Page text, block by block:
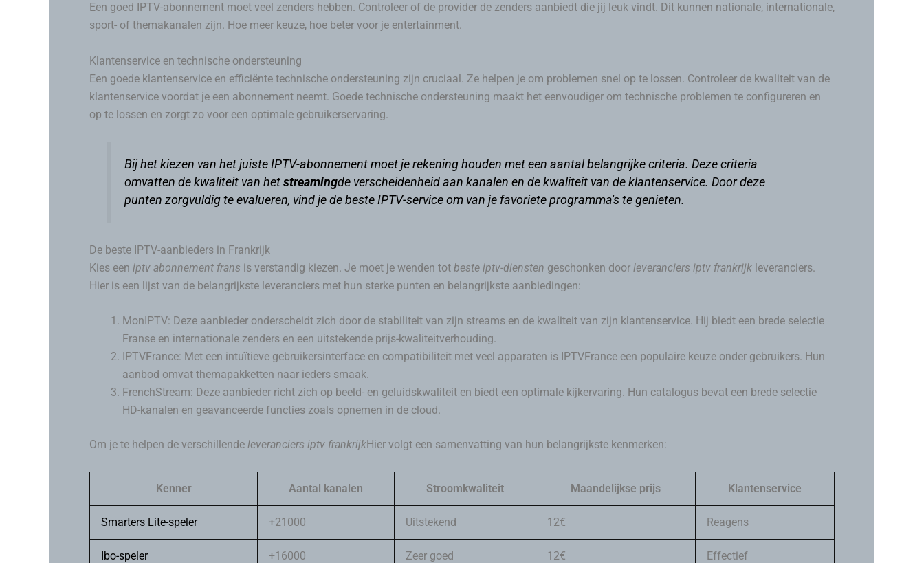
Een goed IPTV-abonnement moet veel zenders hebben. Controleer of de provider de zenders aanbiedt die jij leuk vindt. Dit kunnen nationale, internationale,
sport- of themakanalen zijn. Hoe meer keuze, hoe beter voor je entertainment.
Klantenservice en technische ondersteuning
Een goede klantenservice en efficiënte technische ondersteuning zijn cruciaal. Ze helpen je om problemen snel op te lossen. Controleer de kwaliteit van de
klantenservice voordat je een abonnement neemt. Goede technische ondersteuning maakt het eenvoudiger om technische problemen te configureren en
op te lossen en zorgt zo voor een optimale gebruikerservaring.
Bij het kiezen van het juiste IPTV-abonnement moet je rekening houden met een aantal belangrijke criteria. Deze criteria
omvatten de kwaliteit van hetstreamingde verscheidenheid aan kanalen en de kwaliteit van de klantenservice. Door deze
punten zorgvuldig te evalueren, vind je de beste IPTV-service om van je favoriete programma's te genieten.
De beste IPTV-aanbieders in Frankrijk
Kies een iptv abonnement frans is verstandig kiezen. Je moet je wenden tot beste iptv-diensten geschonken door leveranciers iptv frankrijk leveranciers.
Hier is een lijst van de belangrijkste leveranciers met hun sterke punten en belangrijkste aanbiedingen:
MonIPTV: Deze aanbieder onderscheidt zich door de stabiliteit van zijn streams en de kwaliteit van zijn klantenservice. Hij biedt een brede selectie
Franse en internationale zenders en een uitstekende prijs-kwaliteitverhouding.
IPTVFrance: Met een intuïtieve gebruikersinterface en compatibiliteit met veel apparaten is IPTVFrance een populaire keuze onder gebruikers. Hun
aanbod omvat themapakketten naar ieders smaak.
FrenchStream: Deze aanbieder richt zich op beeld- en geluidskwaliteit en biedt een optimale kijkervaring. Hun catalogus bevat een brede selectie
HD-kanalen en geavanceerde functies zoals opnemen in de cloud.
Om je te helpen de verschillende leveranciers iptv frankrijkHier volgt een samenvatting van hun belangrijkste kenmerken:
Kenner Aantal kanalen Stroomkwaliteit Maandelijkse prijs Klantenservice
Smarters Lite-speler +21000 Uitstekend 12€ Reagens
Ibo-speler +16000 Zeer goed 12€ Effectief